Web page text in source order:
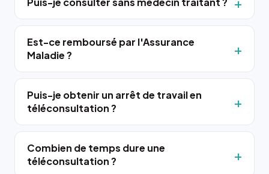
Est-ce remboursé par l'Assurance
Maladie ?
Puis-je obtenir un arrêt de travail en
téléconsultation ?
Combien de temps dure une
téléconsultation ?